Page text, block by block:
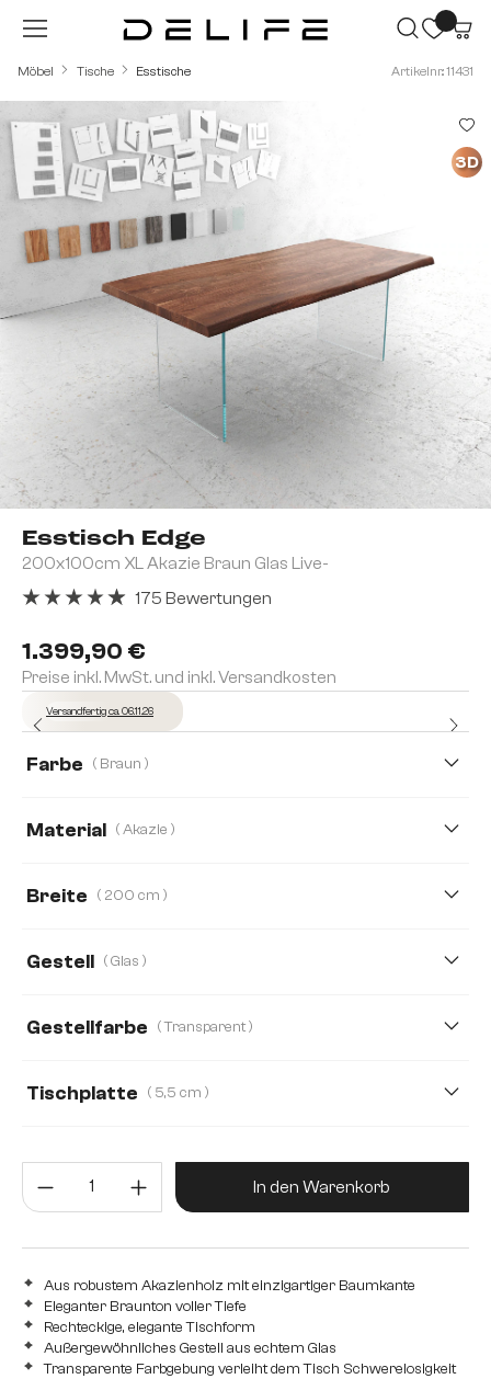
Zum Hauptinhalt springen
Möbel Tische Esstische Artikelnr.: 11431
Esstisch Edge
200x100cm XL Akazie Braun Glas Live-
1.399,90 €
Preise inkl. MwSt. und inkl. Versandkosten
175 Bewertungen
Versandfertig ca. 06.11.26
Farbe ( Braun )
Material ( Akazie )
Breite ( 200 cm )
280 cm
Gestell ( Glas )
Gestellfarbe ( Transparent )
Tischplatte ( 5,5 cm )
Produkt Anzahl: Gib den
In den Warenkorb
Aus robustem Akazienholz mit einzigartiger Baumkante
Eleganter Braunton voller Tiefe
Rechteckige, elegante Tischform
Außergewöhnliches Gestell aus echtem Glas
Transparente Farbgebung verleiht dem Tisch Schwerelosigkeit
Bildergalerie überspringen
3D